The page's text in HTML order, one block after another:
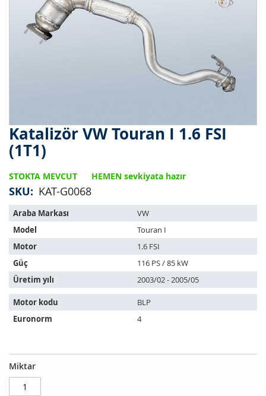
Katalizör VW Touran I 1.6 FSI
(1T1)
STOKTA MEVCUT
SKU KAT-G0068
HEMEN sevkiyata hazır
Bu
ürün
aşağıdaki
araçlara
uyar:
Araba Markası
VW
Model
Touran I
Motor
1.6 FSI
Güç
116 PS / 85 kW
Üretim yılı
2003/02 - 2005/05
Motor kodu
BLP
Euronorm
4
Katalizör
VW
Touran
STOKTA
MEVCUT
Miktar
Resim
galerisinin
başlangıcına